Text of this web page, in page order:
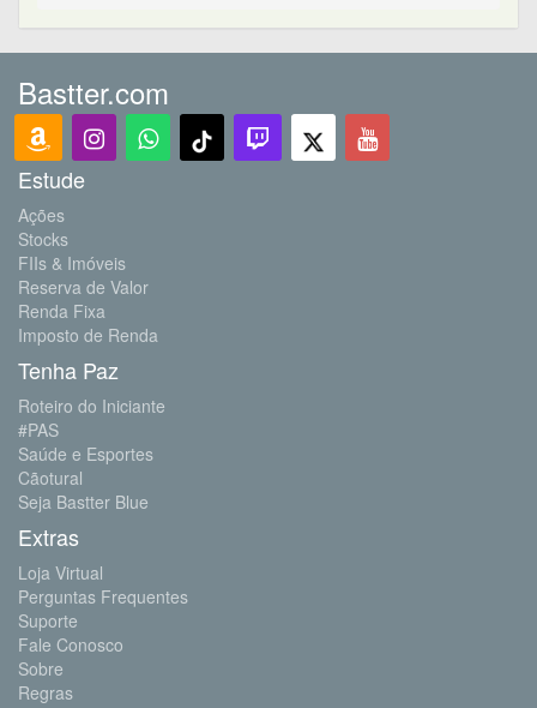
Bastter.com
Estude
Ações
Stocks
FIIs & Imóveis
Reserva de Valor
Renda Fixa
Imposto de Renda
Tenha Paz
Roteiro do Iniciante
#PAS
Saúde e Esportes
Cãotural
Seja Bastter Blue
Extras
Loja Virtual
Perguntas Frequentes
Suporte
Fale Conosco
Sobre
Regras